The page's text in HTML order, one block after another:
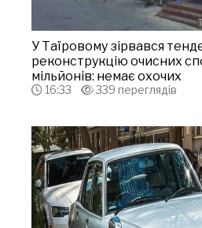
У Таїровому зірвався
реконструкцію очисних
мільйонів: немає охочих
16:33 339 переглядів